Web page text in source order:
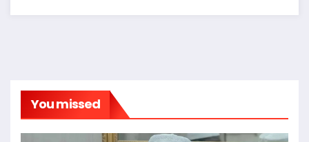
You missed